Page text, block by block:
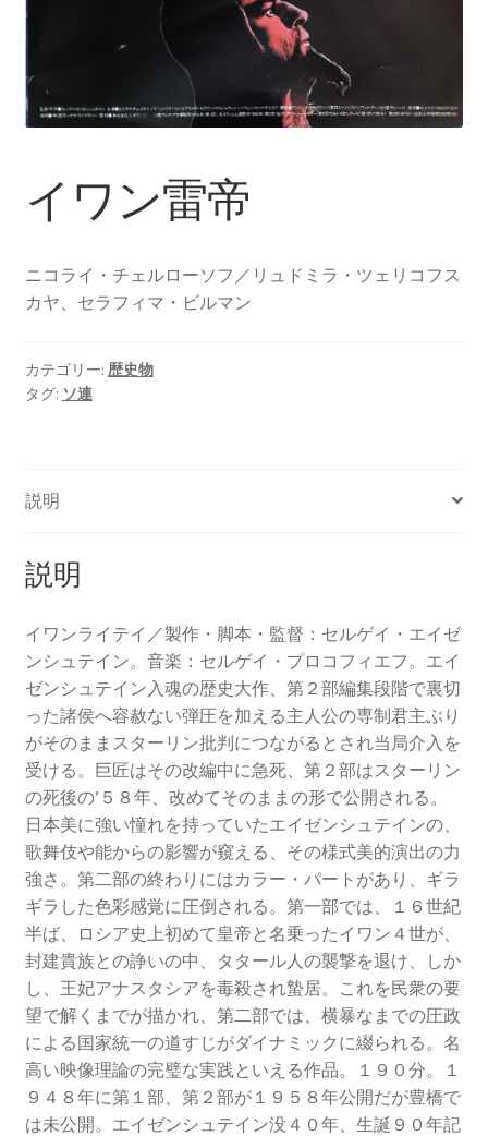
イワン雷帝
ニコライ・チェルローソフ／リュドミラ・ツェリコフス
カヤ、セラフィマ・ビルマン
カテゴリー: 歴史物
タグ: ソ連
説明
説明
イワンライテイ／製作・脚本・監督：セルゲイ・エイゼ
ンシュテイン。音楽：セルゲイ・プロコフィエフ。エイ
ゼンシュテイン入魂の歴史大作、第２部編集段階で裏切
った諸侯へ容赦ない弾圧を加える主人公の専制君主ぶり
がそのままスターリン批判につながるとされ当局介入を
受ける。巨匠はその改編中に急死、第２部はスターリン
の死後の’５８年、改めてそのままの形で公開される。
日本美に強い憧れを持っていたエイゼンシュテインの、
歌舞伎や能からの影響が窺える、その様式美的演出の力
強さ。第二部の終わりにはカラー・パートがあり、ギラ
ギラした色彩感覚に圧倒される。第一部では、１６世紀
半ば、ロシア史上初めて皇帝と名乗ったイワン４世が、
封建貴族との諍いの中、タタール人の襲撃を退け、しか
し、王妃アナスタシアを毒殺され蟄居。これを民衆の要
望で解くまでが描かれ、第二部では、横暴なまでの圧政
による国家統一の道すじがダイナミックに綴られる。名
高い映像理論の完璧な実践といえる作品。１９０分。１
９４８年に第１部、第２部が１９５８年公開だが豊橋で
は未公開。エイゼンシュテイン没４０年、生誕９０年記